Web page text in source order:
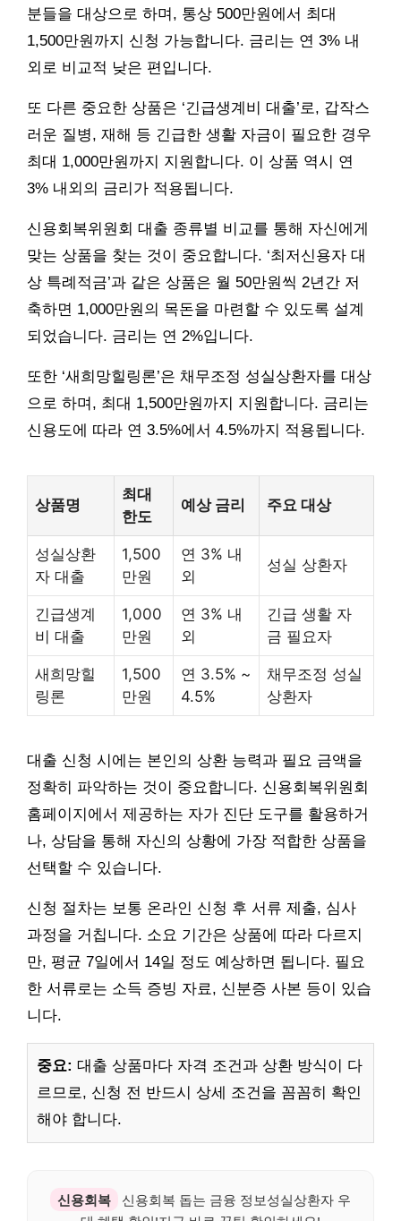
분들을 대상으로 하며, 통상 500만원에서 최대
1,500만원까지 신청 가능합니다. 금리는 연 3% 내
외로 비교적 낮은 편입니다.
또 다른 중요한 상품은 ‘긴급생계비 대출’로, 갑작스
러운 질병, 재해 등 긴급한 생활 자금이 필요한 경우
최대 1,000만원까지 지원합니다. 이 상품 역시 연
3% 내외의 금리가 적용됩니다.
신용회복위원회 대출 종류별 비교를 통해 자신에게
맞는 상품을 찾는 것이 중요합니다. ‘최저신용자 대
상 특례적금’과 같은 상품은 월 50만원씩 2년간 저
축하면 1,000만원의 목돈을 마련할 수 있도록 설계
되었습니다. 금리는 연 2%입니다.
또한 ‘새희망힐링론’은 채무조정 성실상환자를 대상
으로 하며, 최대 1,500만원까지 지원합니다. 금리는
신용도에 따라 연 3.5%에서 4.5%까지 적용됩니다.
상품명
최대
한도
예상 금리 주요 대상
성실상환
자 대출
1,500
만원
연 3% 내
외
성실 상환자
긴급생계
비 대출
1,000
만원
연 3% 내
외
긴급 생활 자
금 필요자
새희망힐
링론
1,500
만원
연 3.5% ~
4.5%
채무조정 성실
상환자
대출 신청 시에는 본인의 상환 능력과 필요 금액을
정확히 파악하는 것이 중요합니다. 신용회복위원회
홈페이지에서 제공하는 자가 진단 도구를 활용하거
나, 상담을 통해 자신의 상황에 가장 적합한 상품을
선택할 수 있습니다.
신청 절차는 보통 온라인 신청 후 서류 제출, 심사
과정을 거칩니다. 소요 기간은 상품에 따라 다르지
만, 평균 7일에서 14일 정도 예상하면 됩니다. 필요
한 서류로는 소득 증빙 자료, 신분증 사본 등이 있습
니다.
중요: 대출 상품마다 자격 조건과 상환 방식이 다
르므로, 신청 전 반드시 상세 조건을 꼼꼼히 확인
해야 합니다.
신용회복
신용회복 돕는 금융 정보성실상환자 우